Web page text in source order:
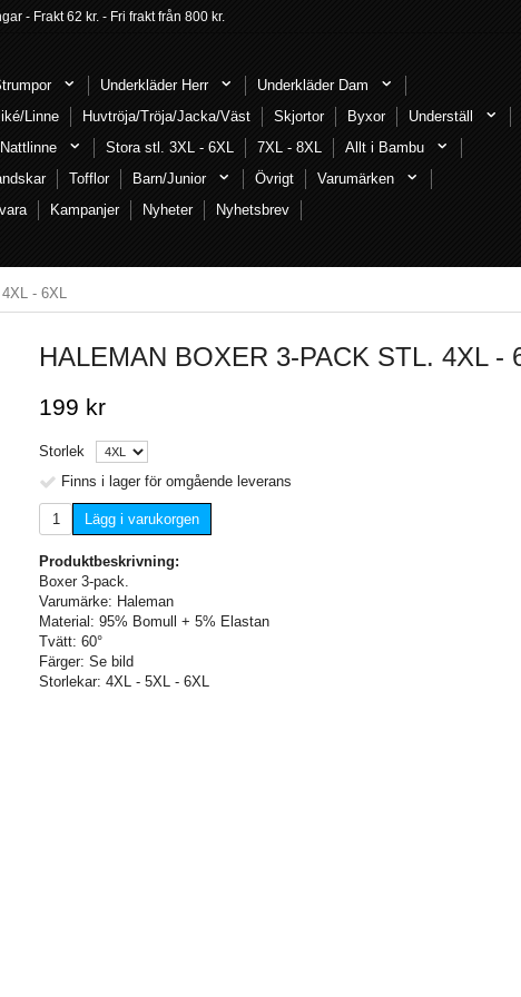
- Frakt 62 kr. - Fri frakt från 800 kr.
Underkläder Herr
Underkläder Dam
Linne
Huvtröja/Tröja/Jacka/Väst Skjortor Byxor
Underställ
Stora stl. 3XL - 6XL 7XL - 8XL
Allt i Bambu
Tofflor Barn/Junior Övrigt
Varumärken
Kampanjer Nyheter Nyhetsbrev
- 6XL
HALEMAN BOXER 3-PACK STL. 4XL -
199 kr
Storlek
Finns i lager för omgående leverans
Lägg i varukorgen
Produktbeskrivning:
Boxer 3-pack.
Varumärke: Haleman
Material: 95% Bomull + 5% Elastan
Tvätt: 60°
Färger: Se bild
Storlekar: 4XL - 5XL - 6XL